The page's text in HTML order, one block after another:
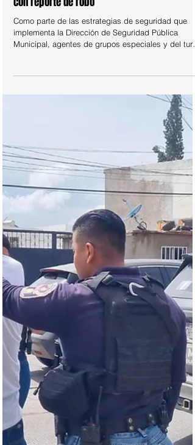
23 jul
POLICIACA
Histórico! "Grupo Beta" realizan revisiones
constantes para detectar drogas o unidades
Como parte de las estrategias de seguridad que
implementa la Dirección de Seguridad Pública
Municipal, agentes de grupos especiales y del
ordinario realizan revisiones constantes de
motocicletas, lo que ha permitido la recuperación de
unidades que cuentan con reporte de robo.